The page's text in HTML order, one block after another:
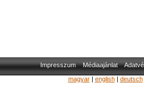
Impresszum Médiaajánlat
magyar| english| deutsch